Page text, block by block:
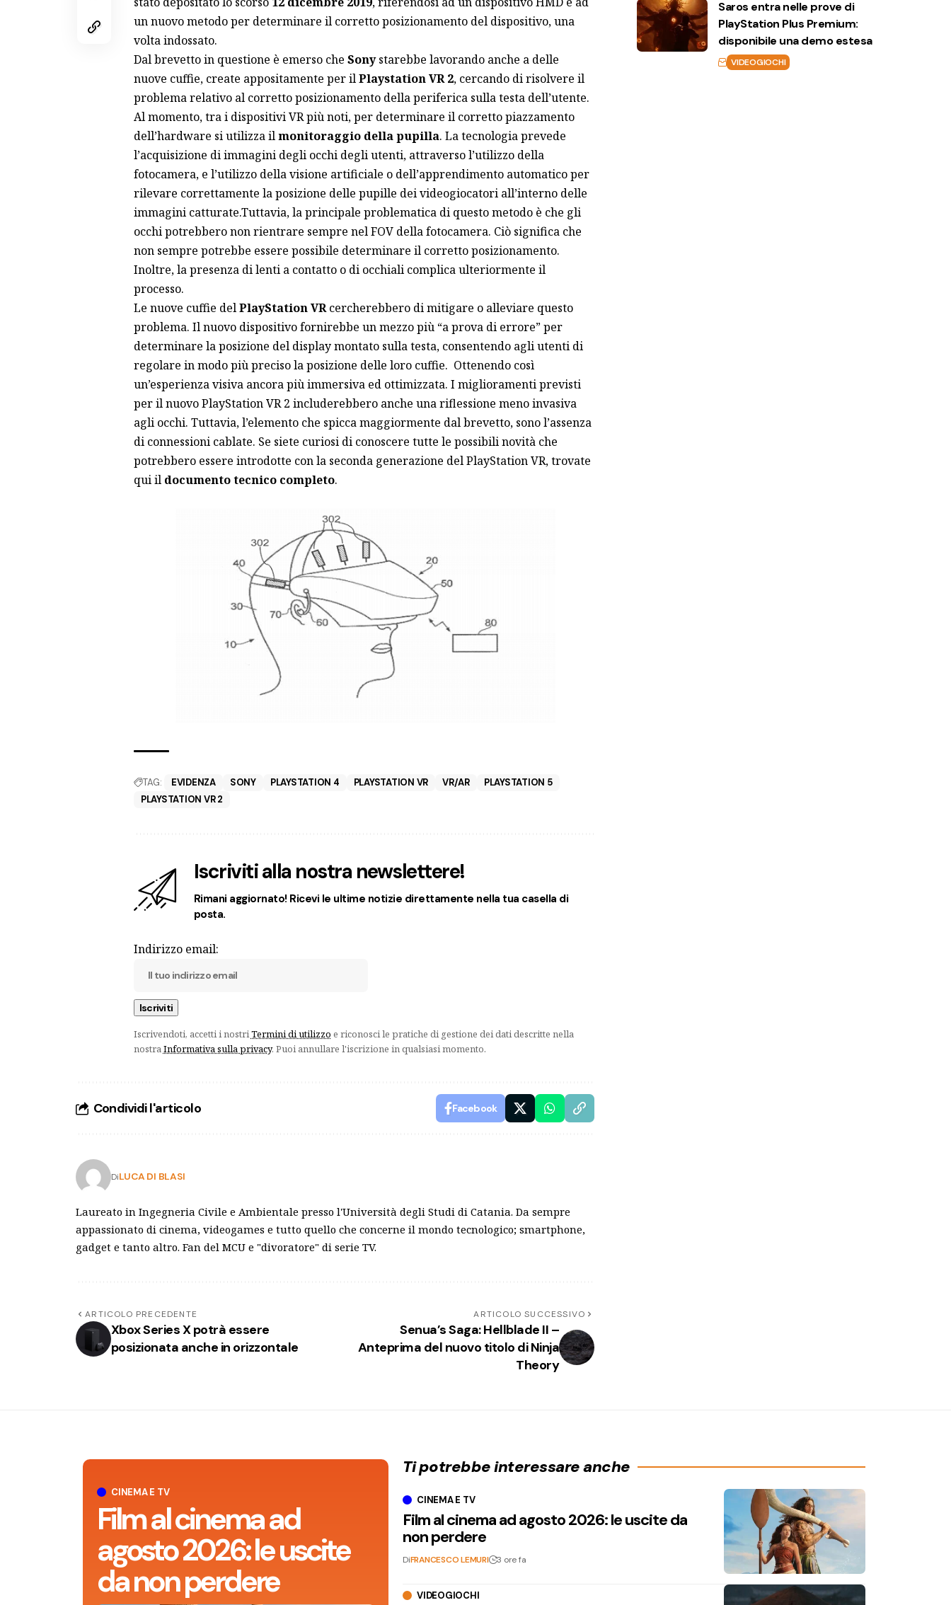
un nuovo metodo per determinare il corretto posizionamento del dispositivo, una
volta indossato.
Dal brevetto in questione è emerso che Sonystarebbe lavorando anche a delle
nuove cuffie, create appositamente per ilPlaystation VR 2, cercando di risolvere il
problema relativo al corretto posizionamento della periferica sulla testa dell’utente.
Al momento, tra i dispositivi VR più noti, per determinare il corretto piazzamento
dell’hardware si utilizza ilmonitoraggio della pupilla. La tecnologia prevede
l’acquisizione di immagini degli occhi degli utenti, attraverso l’utilizzo della
fotocamera, e l’utilizzo della visione artificiale o dell’apprendimento automatico per
rilevare correttamente la posizione delle pupille dei videogiocatori all’interno delle
immagini catturate.Tuttavia, la principale problematica di questo metodo è che gli
occhi potrebbero non rientrare sempre nel FOV della fotocamera. Ciò significa che
non sempre potrebbe essere possibile determinare il corretto posizionamento.
Inoltre, la presenza di lenti a contatto o di occhiali complica ulteriormente il
processo.
Le nuove cuffie delPlayStation VRcercherebbero di mitigare o alleviare questo
problema. Il nuovo dispositivo fornirebbe un mezzo più “a prova di errore” per
determinare la posizione del display montato sulla testa, consentendo agli utenti di
regolare in modo più preciso la posizione delle loro cuffie. Ottenendo così
un’esperienza visiva ancora più immersiva ed ottimizzata. I miglioramenti previsti
per il nuovo PlayStation VR 2 includerebbero anche una riflessione meno invasiva
agli occhi. Tuttavia, l’elemento che spicca maggiormente dal brevetto, sono l’assenza
di connessioni cablate. Se siete curiosi di conoscere tutte le possibili novità che
potrebbero essere introdotte con la seconda generazione del PlayStation VR, trovate
quiil documento tecnico completo.
TAG: EVIDENZA SONY PLAYSTATION 4 PLAYSTATION VR VR/AR
PLAYSTATION 5
PLAYSTATION VR 2
Iscriviti alla nostra newslettere!
Rimani aggiornato! Ricevi le ultime notizie direttamente nella tua casella di
posta.
Indirizzo email:
Iscrivendoti, accetti i nostriTermini di utilizzo e riconosci le pratiche di gestione dei dati descritte nella
nostraInformativa sulla privacy. Puoi annullare l'iscrizione in qualsiasi momento.
Condividi l'articolo Facebook
DiLUCA DI BLASI
Laureato in Ingegneria Civile e Ambientale presso l'Università degli Studi di Catania. Da sempre
appassionato di cinema, videogames e tutto quello che concerne il mondo tecnologico; smartphone,
gadget e tanto altro. Fan del MCU e "divoratore" di serie TV.
ARTICOLO PRECEDENTE
Xbox Series X potrà essere
posizionata anche in orizzontale
ARTICOLO SUCCESSIVO
Senua’s Saga: Hellblade II –
Anteprima del nuovo titolo di Ninja
Theory
Saros entra nelle prove di
PlayStation Plus Premium:
disponibile una demo estesa
VIDEOGIOCHI
CINEMA E TV
Film al cinema ad
agosto 2026: le uscite
da non perdere
Ti potrebbe interessare anche
CINEMA E TV
Film al cinema ad agosto 2026: le uscite da
non perdere
DiFRANCESCO LEMURI 3 ore fa
VIDEOGIOCHI